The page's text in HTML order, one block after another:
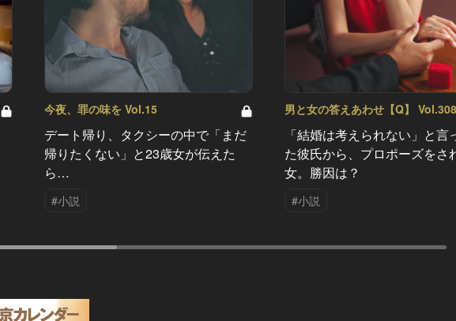
今夜、罪の味を Vol.15
デート帰り、タクシーの中で「まだ
帰りたくない」と23歳女が伝えた
ら…
#小説
男と女の答えあわせ【Q】 Vol.308
「結婚は考えられない」と言
た彼氏から、プロポーズをさ
女。勝因は？
#小説